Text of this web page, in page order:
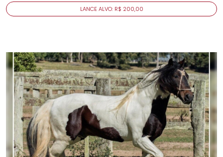
LANCE ALVO: R$ 200,00